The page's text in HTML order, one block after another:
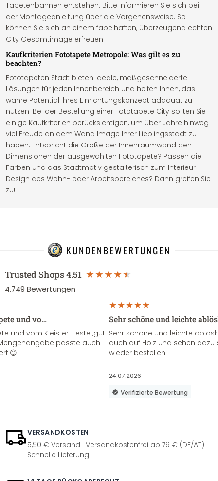
Tapetenbahnen entstehen. Bitte informieren Sie sich bei
der Montageanleitung über die Vorgehensweise. So
können Sie sich an einem fabelhaften, überzeugend echten
City Gesamtimage erfreuen.
Kaufkriterien Fototapete Metropole: Was gilt es zu
beachten?
Fototapeten Stadt bieten ideale, maßgeschneiderte
Lösungen für jeden Innenbereich und helfen Ihnen, das
wahre Potential Ihres Einrichtungskonzept adäquat zu
nutzen. Bei der Bestellung einer Fototapete City sollten Sie
einige Kaufkriterien berücksichtigen, um über Jahre hinweg
viel Freude an dem Wand Image Ihrer Lieblingsstadt zu
haben. Entspricht die Größe der Innenraumwand den
Dimensionen der ausgewählten Fototapete? Passen die
Farben und das Stadtmotiv gestalterisch zum Interieur
Design des Wohn- oder Arbeitsbereiches? Dann greifen Sie
zu!
KUNDENBEWERTUNGEN
Trusted Shops4.51
4.749 Bewertungen
und vo…
und vom Kleister. Feste ,gut
passte auch.
Sehr schöne und leichte
Sehr schöne und leichte
auch auf Holz und sehen
wieder bestellen.
24.07.2026
Verifizierte Bewertung
VERSANDKOSTEN
5,90 € Versand | Versandkostenfrei ab 79 € (DE/AT) |
Schnelle Lieferung